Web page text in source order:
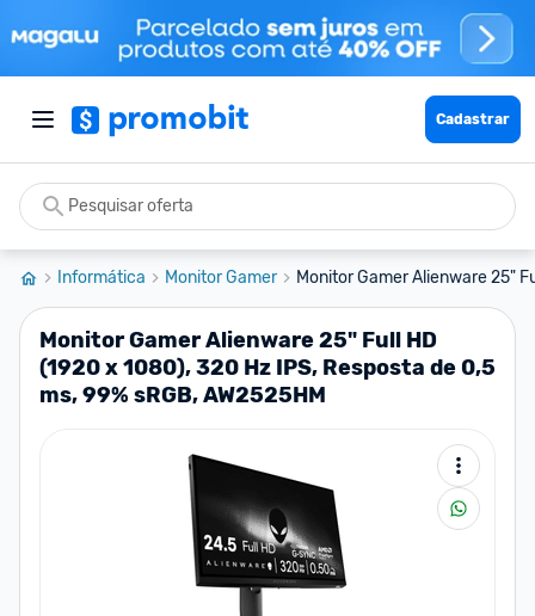
Cadastrar
Informática Monitor Gamer Monitor Gamer Alienware 25"
Monitor Gamer Alienware 25" Full HD
(1920 x 1080), 320 Hz IPS, Resposta de 0,5
ms, 99% sRGB, AW2525HM